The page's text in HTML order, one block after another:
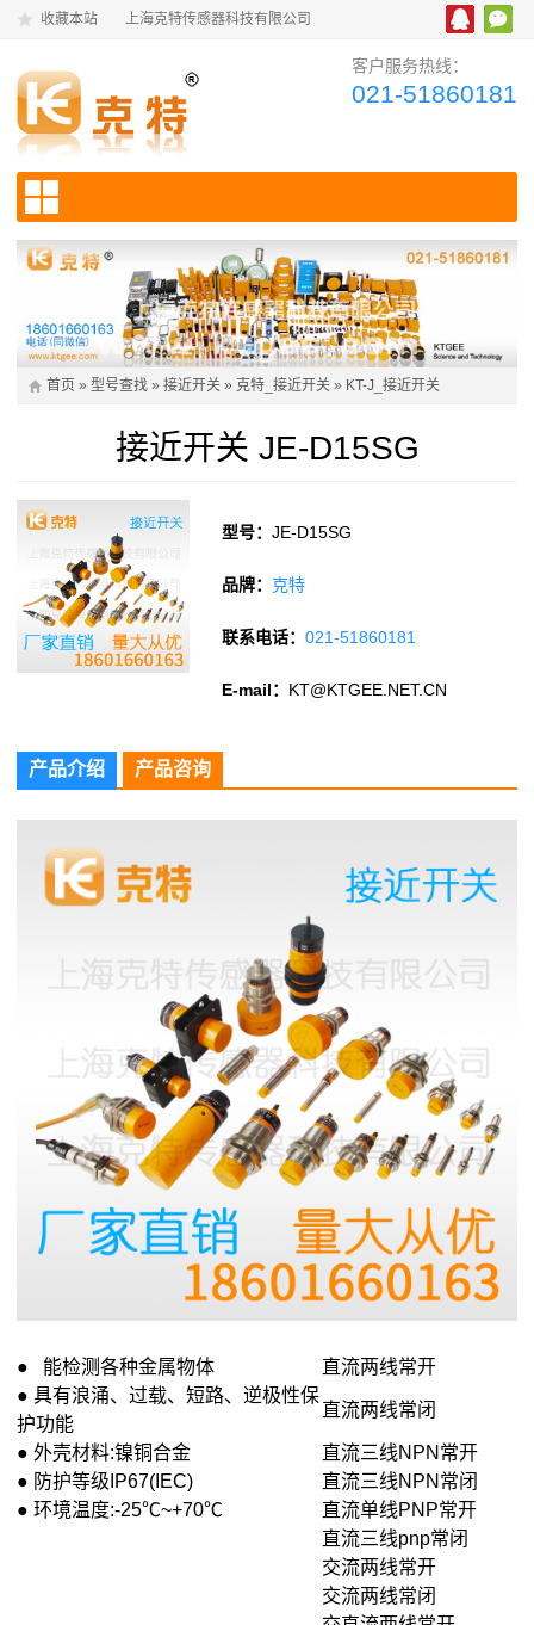
收藏本站 上海克特传感器科技有限公司
客户服务热线：
021-51860181
首页 » 型号查找 » 接近开关 » 克特_接近开关 » KT-J_接近开关
接近开关 JE-D15SG
型号：JE-D15SG
品牌： 克特
联系电话：021-51860181
E-mail： KT@KTGEE.NET.CN
产品介绍 产品咨询
● 能检测各种金属物体
直流两线常开
● 具有浪涌、过载、短路、逆极性保
护功能
直流两线常闭
● 外壳材料:镍铜合金
直流三线NPN常开
● 防护等级IP67(IEC)
直流三线NPN常闭
● 环境温度:-25℃~+70℃
直流单线PNP常开
直流三线pnp常闭
交流两线常开
交流两线常闭